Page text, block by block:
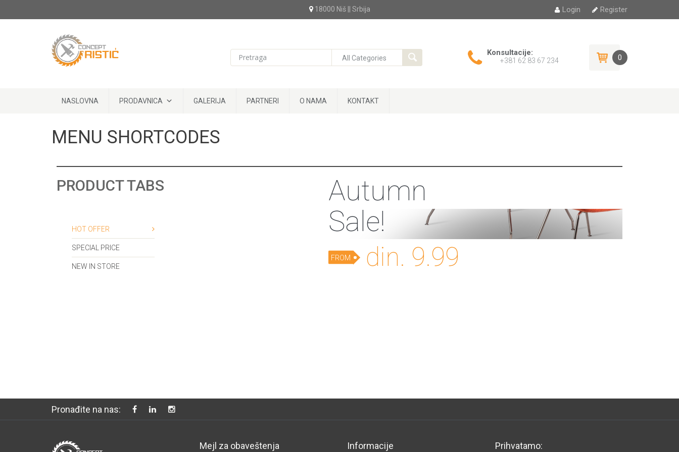
18000 Niš || Srbija Login Register
Konsultacije:
+381 62 83 67 234 0
NASLOVNA
PRODAVNICA GALERIJA PARTNERI O NAMA KONTAKT
MENU SHORTCODES
PRODUCT TABS
HOT OFFER
SPECIAL PRICE
NEW IN STORE
Autumn
Sale!
FROM din. 9.99
Pronađite na nas:
Mejl za obaveštenja Informacije Prihvatamo: